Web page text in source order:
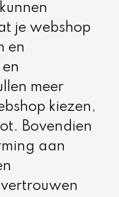
je webshop
en
meer
kiezen,
Bovendien
aan